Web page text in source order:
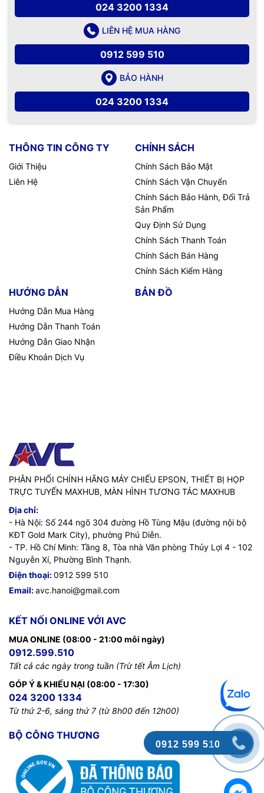
024 3200 1334
LIÊN HỆ MUA HÀNG
0912 599 510
BẢO HÀNH
024 3200 1334
THÔNG TIN CÔNG TY
Giới Thiệu
Liên Hệ
CHÍNH SÁCH
Chính Sách Bảo Mật
Chính Sách Vận Chuyển
Chính Sách Bảo Hành, Đổi Trả
Sản Phẩm
Quy Định Sử Dụng
Chính Sách Thanh Toán
Chính Sách Bán Hàng
Chính Sách Kiểm Hàng
HƯỚNG DẪN
Hướng Dẫn Mua Hàng
Hướng Dẫn Thanh Toán
Hướng Dẫn Giao Nhận
Điều Khoản Dịch Vụ
BẢN ĐỒ
PHÂN PHỐI CHÍNH HÃNG MÁY CHIẾU EPSON, THIẾT BỊ HỌP
TRỰC TUYẾN MAXHUB, MÀN HÌNH TƯƠNG TÁC MAXHUB
Địa chỉ:
- Hà Nội: Số 244 ngõ 304 đường Hồ Tùng Mậu (đường nội bộ
KĐT Gold Mark City), phường Phú Diễn.
- TP. Hồ Chí Minh: Tầng 8, Tòa nhà Văn phòng Thủy Lợi 4 - 102
Nguyễn Xí, Phường Bình Thạnh.
Điện thoại:0912 599 510
Email:avc.hanoi@gmail.com
KẾT NỐI ONLINE VỚI AVC
MUA ONLINE (08:00 - 21:00 mỗi ngày)
0912.599.510
Tất cả các ngày trong tuần (Trừ tết Âm Lịch)
GÓP Ý & KHIẾU NẠI (08:00 - 17:30)
024 3200 1334
Từ thứ 2-6, sáng thứ 7 (từ 8h00 đến 12h00)
BỘ CÔNG THƯƠNG
0912 599 510